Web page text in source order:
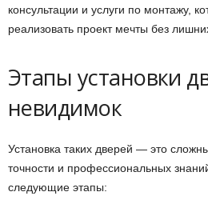
консультации и услуги по монтажу,
реализовать проект мечты без
Этапы установки
невидимок
Установка таких дверей — это
точности и профессиональных
следующие этапы: